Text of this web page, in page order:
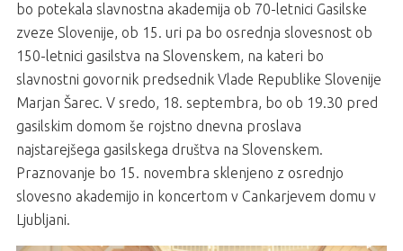
bo potekala slavnostna akademija ob 70-letnici Gasilske
zveze Slovenije, ob 15. uri pa bo osrednja slovesnost ob
150-letnici gasilstva na Slovenskem, na kateri bo
slavnostni govornik predsednik Vlade Republike Slovenije
Marjan Šarec. V sredo, 18. septembra, bo ob 19.30 pred
gasilskim domom še rojstno dnevna proslava
najstarejšega gasilskega društva na Slovenskem.
Praznovanje bo 15. novembra sklenjeno z osrednjo
slovesno akademijo in koncertom v Cankarjevem domu v
Ljubljani.